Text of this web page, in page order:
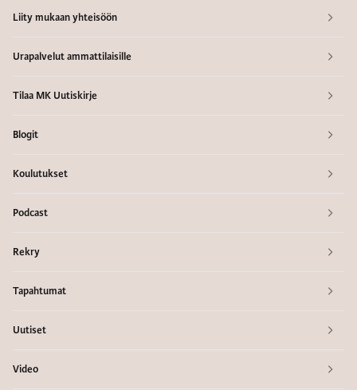
Liity mukaan yhteisöön
Urapalvelut ammattilaisille
Tilaa MK Uutiskirje
Blogit
Koulutukset
Podcast
Rekry
Tapahtumat
Uutiset
Video